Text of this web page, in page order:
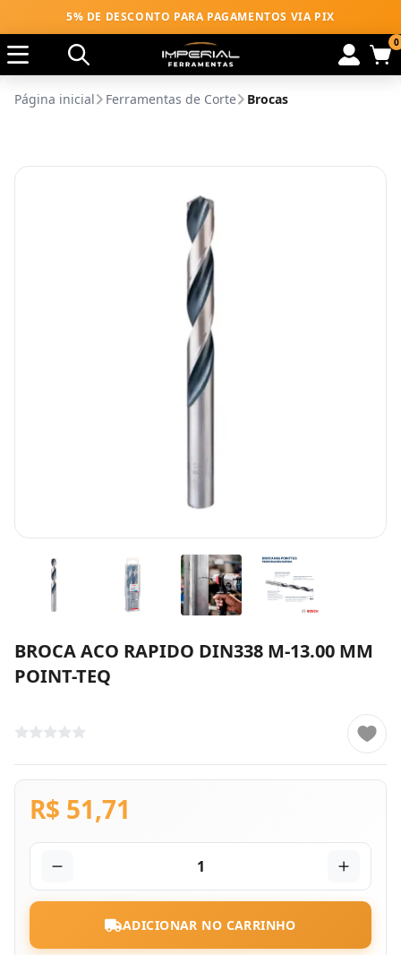
5% DE DESCONTO PARA PAGAMENTOS VIA PIX
0
Página inicial Ferramentas de Corte Brocas
BROCA ACO RAPIDO DIN338 M-13.00 MM
POINT-TEQ
R$ 51,71
1
ADICIONAR NO CARRINHO